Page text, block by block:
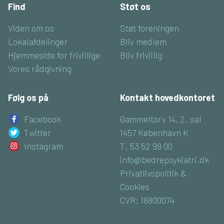
Find
Viden om os
Lokalafdelinger
Hjemmeside for frivillige
Vores rådgivning
Støt os
Støt foreningen
Bliv medlem
Bliv frivillig
Følg os på
Facebook
Twitter
Instagram
Kontakt hovedkontoret
Gammeltorv 14, 2. sal
1457 København K
T. 53 52 99 00
info@bedrepsykiatri.dk
Privatlivspolitik &
Cookies
CVR: 16800074